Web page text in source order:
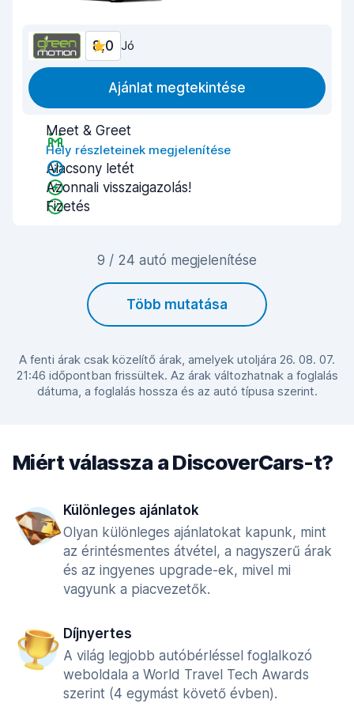
8,0 Jó
Ajánlat megtekintése
Meet & Greet
Hely részleteinek megjelenítése
Alacsony letét
Azonnali visszaigazolás!
Fizetés
9 / 24 autó megjelenítése
Több mutatása
A fenti árak csak közelítő árak, amelyek utoljára 26. 08. 07.
21:46 időpontban frissültek. Az árak változhatnak a foglalás
dátuma, a foglalás hossza és az autó típusa szerint.
Miért válassza a DiscoverCars-t?
Különleges ajánlatok
Olyan különleges ajánlatokat kapunk, mint
az érintésmentes átvétel, a nagyszerű árak
és az ingyenes upgrade-ek, mivel mi
vagyunk a piacvezetők.
Díjnyertes
A világ legjobb autóbérléssel foglalkozó
weboldala a World Travel Tech Awards
szerint (4 egymást követő évben).